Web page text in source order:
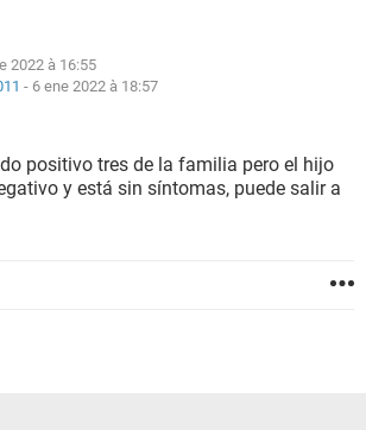
2022 à 16:55
- 6 ene 2022 à 18:57
positivo tres de la familia pero el hijo
y está sin síntomas, puede salir a